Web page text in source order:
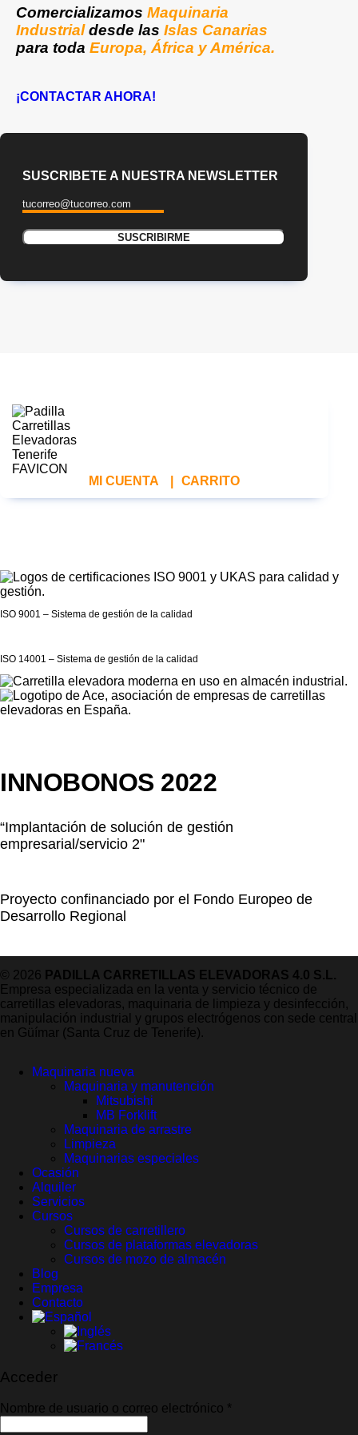
Comercializamos Maquinaria
Industrialdesde las Islas Canarias
para toda Europa, África y América.
¡CONTACTAR AHORA!
SUSCRIBETE A NUESTRA NEWSLETTER
MI CUENTA CARRITO
ISO 9001 – Sistema de gestión de la calidad
ISO 14001 – Sistema de gestión de la calidad
INNOBONOS 2022
“Implantación de solución de gestión
empresarial/servicio 2"
Proyecto confinanciado por el Fondo Europeo de
Desarrollo Regional
© 2026 PADILLA CARRETILLAS ELEVADORAS 4.0 S.L.
Empresa especializada en la venta y servicio técnico de
carretillas elevadoras, maquinaria de limpieza y desinfección,
manipulación industrial y grupos electrógenos con sede central
en Güímar (Santa Cruz de Tenerife).
Maquinaria nueva
Maquinaria y manutención
Mitsubishi
MB Forklift
Maquinaria de arrastre
Limpieza
Maquinarias especiales
Ocasión
Alquiler
Servicios
Cursos
Cursos de carretillero
Cursos de plataformas elevadoras
Cursos de mozo de almacén
Blog
Empresa
Contacto
Acceder
Nombre de usuario o correo electrónico *